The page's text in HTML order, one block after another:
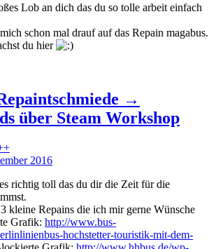
Lob an dich das du so tolle arbeit einfach
schon mal drauf auf das Repain magabus.
du hier
→
über Steam Workshop
2016
richtig toll das du dir die Zeit für die
kleine Repains die ich mir gerne Wünsche
Grafik: http://www.bus-
hochstetter-touristik-mit-dem-